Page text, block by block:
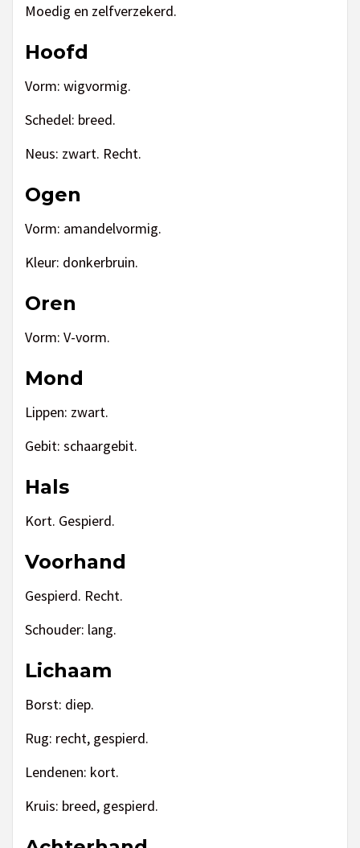
Moedig en zelfverzekerd.
Hoofd
Vorm: wigvormig.
Schedel: breed.
Neus: zwart. Recht.
Ogen
Vorm: amandelvormig.
Kleur: donkerbruin.
Oren
Vorm: V-vorm.
Mond
Lippen: zwart.
Gebit: schaargebit.
Hals
Kort. Gespierd.
Voorhand
Gespierd. Recht.
Schouder: lang.
Lichaam
Borst: diep.
Rug: recht, gespierd.
Lendenen: kort.
Kruis: breed, gespierd.